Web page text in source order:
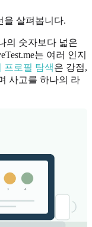
을 살펴봅니다.
의 숫자보다 넓은
는 여러 인지
프로필 탐색은 강점,
사고를 하나의 라